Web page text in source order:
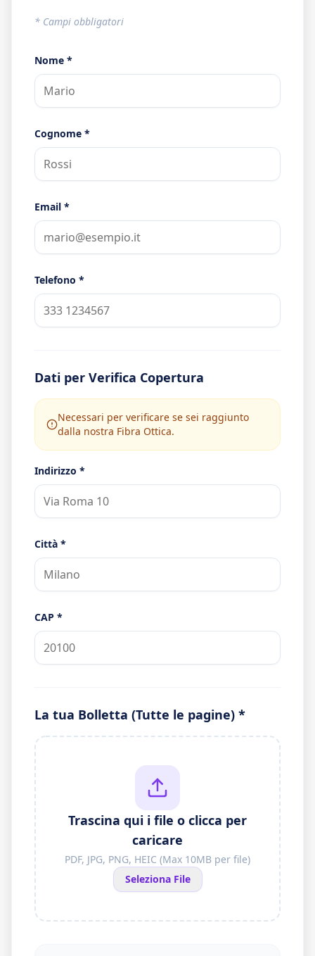
* Campi obbligatori
Nome *
Cognome *
Email *
Telefono *
Dati per Verifica Copertura
Necessari per verificare se sei raggiunto
dalla nostra Fibra Ottica.
Indirizzo *
Città *
CAP *
La tua Bolletta (Tutte le pagine) *
Trascina qui i file o clicca per
caricare
PDF, JPG, PNG, HEIC (Max 10MB per file)
Seleziona File